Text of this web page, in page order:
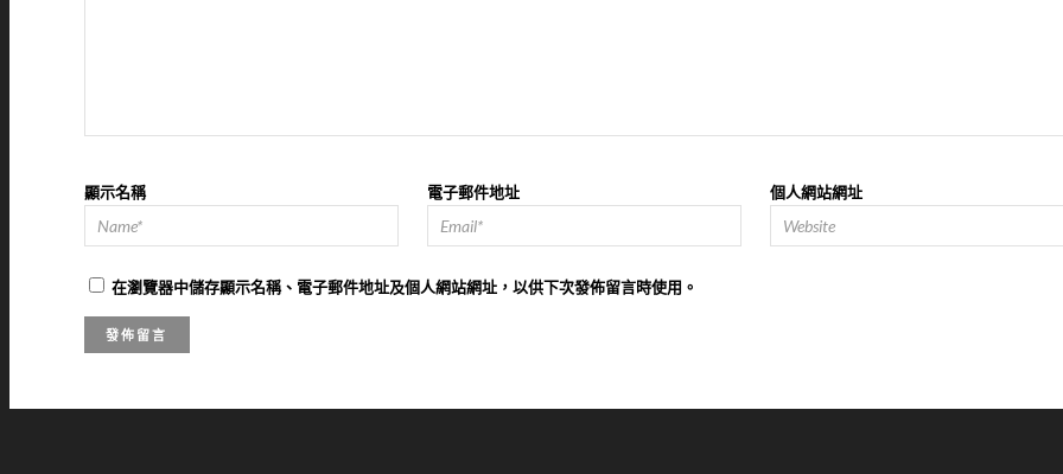
顯示名稱 電子郵件地址 個人網站網址
在瀏覽器中儲存顯示名稱、電子郵件地址及個人網站網址，以供下次發佈留言時使用。